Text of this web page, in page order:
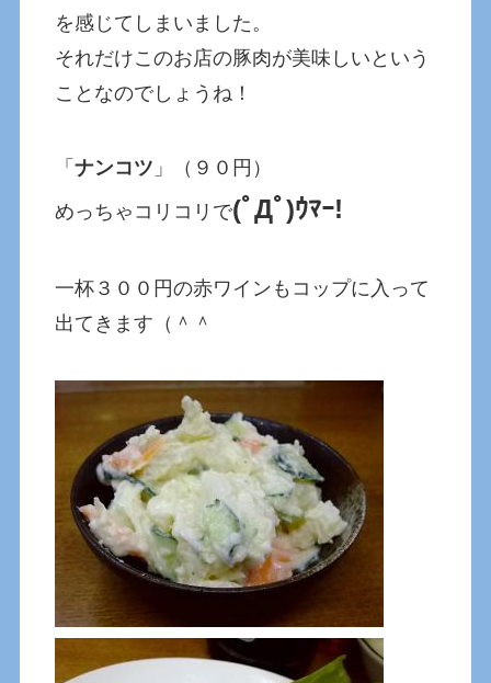
を感じてしまいました。
それだけこのお店の豚肉が美味しいという
ことなのでしょうね！
「ナンコツ 」（９０円）
めっちゃコリコリで(ﾟДﾟ)ｳﾏｰ!
一杯３００円の赤ワインもコップに入って
出てきます（＾＾